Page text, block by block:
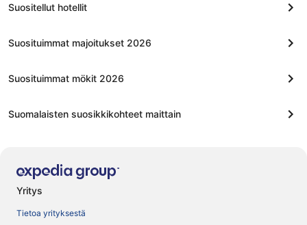
Suositellut hotellit
Suosituimmat majoitukset 2026
Suosituimmat mökit 2026
Suomalaisten suosikkikohteet maittain
Yritys
Tietoa yrityksestä